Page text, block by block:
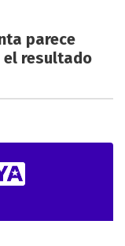
parece
el resultado